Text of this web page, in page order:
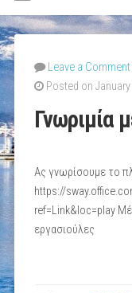
Leave a Comment
Posted on January
Γνωριμία
Aς γνωρίσουμε το
https://
ref=Link&loc=play
εργασιούλες